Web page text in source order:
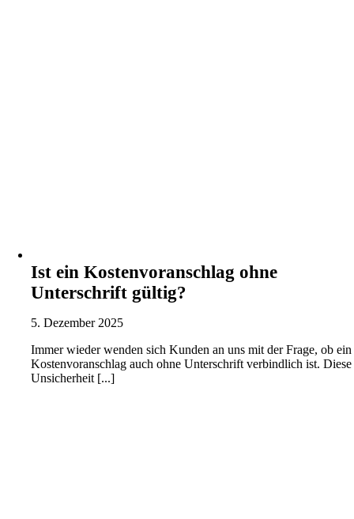
Ist ein Kostenvoranschlag ohne
Unterschrift gültig?
5. Dezember 2025
Immer wieder wenden sich Kunden an uns mit der Frage, ob ein
Kostenvoranschlag auch ohne Unterschrift verbindlich ist. Diese
Unsicherheit [...]